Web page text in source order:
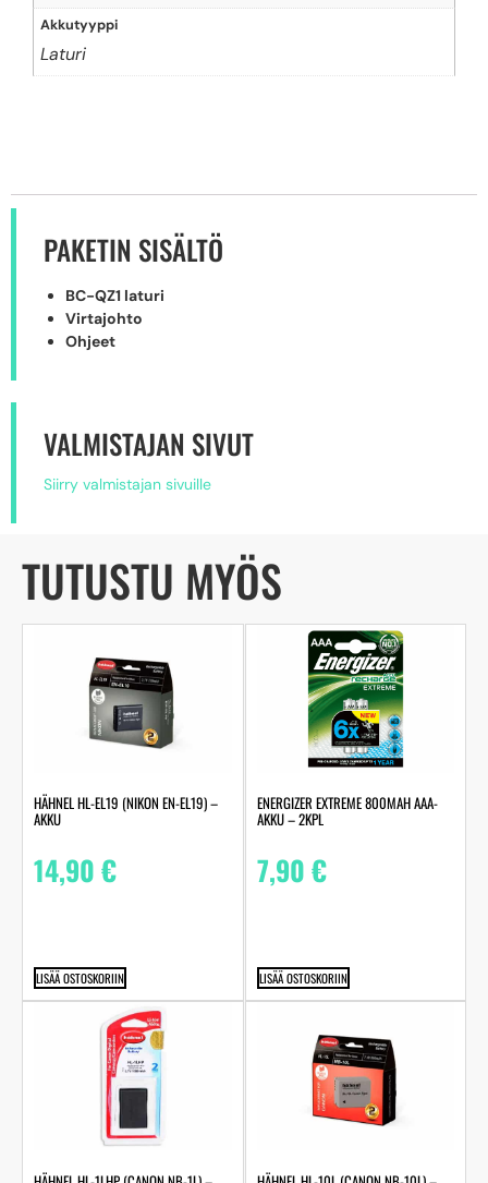
Akkutyyppi
Laturi
PAKETIN SISÄLTÖ
BC-QZ1 laturi
Virtajohto
Ohjeet
VALMISTAJAN SIVUT
Siirry valmistajan sivuille
TUTUSTU MYÖS
HÄHNEL HL-EL19 (NIKON EN-EL19) –
AKKU
14,90€
LISÄÄ OSTOSKORIIN
ENERGIZER EXTREME 800MAH AAA-
AKKU – 2KPL
7,90€
LISÄÄ OSTOSKORIIN